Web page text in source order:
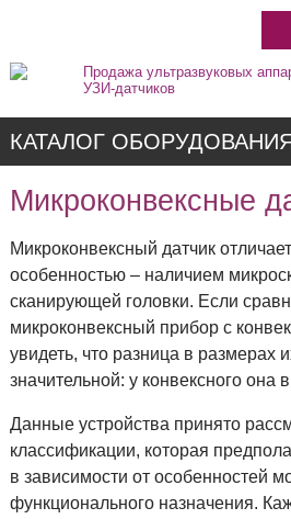
Продажа ультразвуковых
УЗИ-датчиков
КАТАЛОГ
Недорогие
Цветные
Черно-Белые
Стационарные
Портативные
Микроконвексные
Микроконвексный датчик
особенностью – наличием
сканирующей головки. Если
микроконвексный прибор с
увидеть, что разница в размерах
значительной: у конвексного она
Данные устройства принято
классификации, которая
в зависимости от особенностей
функционального назначения.